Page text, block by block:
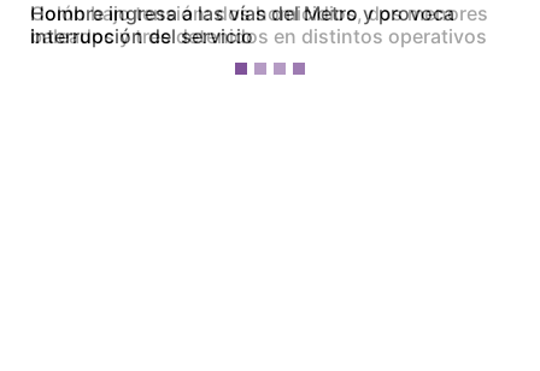
Colón bajo tensión: dos homicidios, dos menores
baleados y tres detenidos en distintos operativos